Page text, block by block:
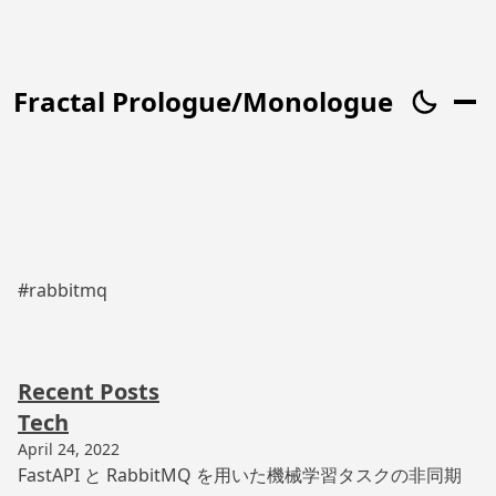
Fractal Prologue/Monologue
#rabbitmq
Recent Posts
Tech
April 24, 2022
FastAPI と RabbitMQ を用いた機械学習タスクの非同期